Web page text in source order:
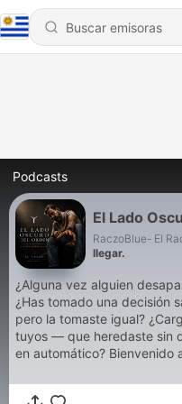
Podcasts
El Lado
RaczoBlue- El
llegar.
¿Alguna vez alguien
¿Has tomado una decisión
pero la tomaste igual? ¿Cargas patrones que ni siquiera son
tuyos — que heredaste sin
en automático? Bienvenido a El lado oscuro del orden. Aquí no
vengo a darte respuestas
Vengo a nombrar lo que